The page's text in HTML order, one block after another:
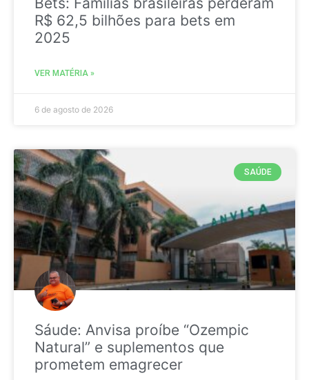
R$ 62,5 bilhões para bets em
2025
VER MATÉRIA »
6 de agosto de 2026
SAÚDE
Sáude: Anvisa proíbe “Ozempic
Natural” e suplementos que
prometem emagrecer